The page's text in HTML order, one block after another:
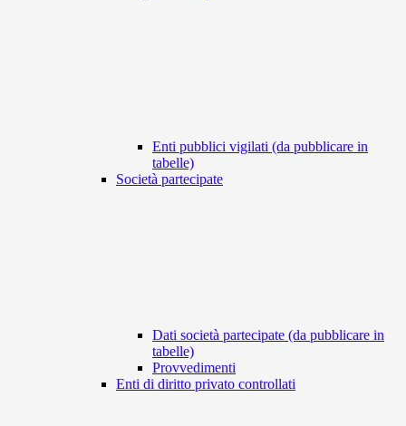
Enti pubblici vigilati (da pubblicare in
tabelle)
Società partecipate
Dati società partecipate (da pubblicare in
tabelle)
Provvedimenti
Enti di diritto privato controllati